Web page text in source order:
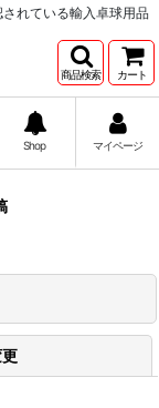
れている輸入卓球用品
商品検索 カート
Shop マイページ